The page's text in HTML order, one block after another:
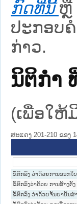
ກົດທີ່ນີ້ ຫຼື
ປະກອບ
ກ່າວ.
ນິຕິກໍາ
(ເພື່ອໃຫ້
ສະແດງ 201-210 ຂອງ
ຂໍ້ຕົກລົງ ວ່າດ້ວຍການອອກໃ
ຂໍ້​ຕົກ​ລົງ​ວ່າ​ດ້ວຍ ການ​ສ້າງ​ຕັ້
ຂໍ້ຕົກລົງ ວ່າດ້ວຍຈັນຍາບັນ